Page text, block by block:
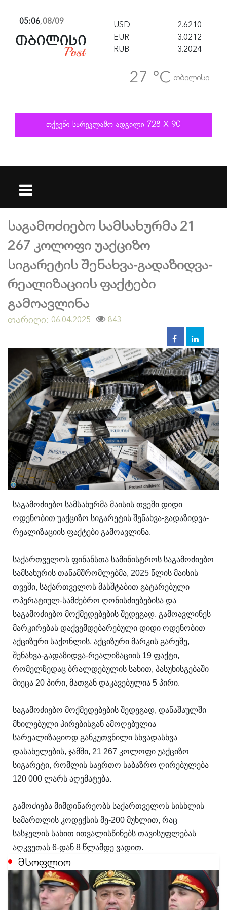
05:06,08/09 USD
2.6210
EUR
3.0212
RUB
3.2024
27 °C თბილისი
საგამოძიებო სამსახურმა 21
267 კოლოფი უაქციზო
სიგარეტის შენახვა-გადაზიდვა-
რეალიზაციის ფაქტები
გამოავლინა
თარიღი: 06.04.2025 843
საგამოძიებო სამსახურმა მაისის თვეში დიდი
ოდენობით უაქციზო სიგარეტის შენახვა-გადაზიდვა-
რეალიზაციის ფაქტები გამოავლინა.
საქართველოს ფინანსთა სამინისტროს საგამოძიებო
სამსახურის თანამშრომლებმა, 2025 წლის მაისის
თვეში, საქართველოს მასშტაბით გატარებული
ოპერატიულ-სამძებრო ღონისძიებებისა და
საგამოძიებო მოქმედებების შედეგად, გამოავლინეს
მარკირებას დაქვემდებარებული დიდი ოდენობით
აქციზური საქონლის, აქციზური მარკის გარეშე,
შენახვა-გადაზიდვა-რეალიზაციის 19 ფაქტი,
რომელზედაც ბრალდებულის სახით, პასუხისგებაში
მიეცა 20 პირი, მათგან დაკავებულია 5 პირი.
საგამოძიებო მოქმედებების შედეგად, დანაშაულში
მხილებული პირებისგან ამოღებულია
სარეალიზაციოდ განკუთვნილი სხვადასხვა
დასახელების, ჯამში, 21 267 კოლოფი უაქციზო
სიგარეტი, რომლის საერთო საბაზრო ღირებულება
120 000 ლარს აღემატება.
გამოძიება მიმდინარეობს საქართველოს სისხლის
სამართლის კოდექსის მე-200 მუხლით, რაც
სასჯელის სახით ითვალისწინებს თავისუფლებას
აღკვეთას 6-დან 8 წლამდე ვადით.
მსოფლიო